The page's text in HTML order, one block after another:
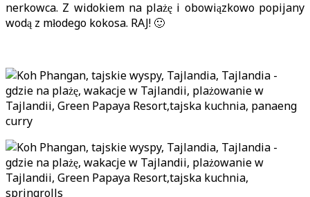
nerkowca. Z widokiem na plażę i obowiązkowo popijany
wodą z młodego kokosa. RAJ! 🙂